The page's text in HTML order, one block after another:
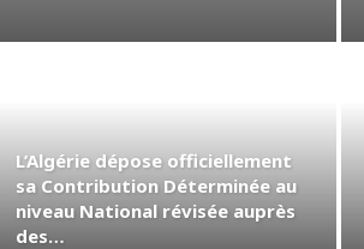
L’Algérie dépose officiellement
sa Contribution Déterminée au
niveau National révisée auprès
des…